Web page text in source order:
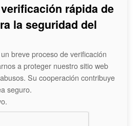
rápida de
la seguridad del
breve proceso de verificación
a proteger nuestro sitio web
Su cooperación contribuye
seguro.